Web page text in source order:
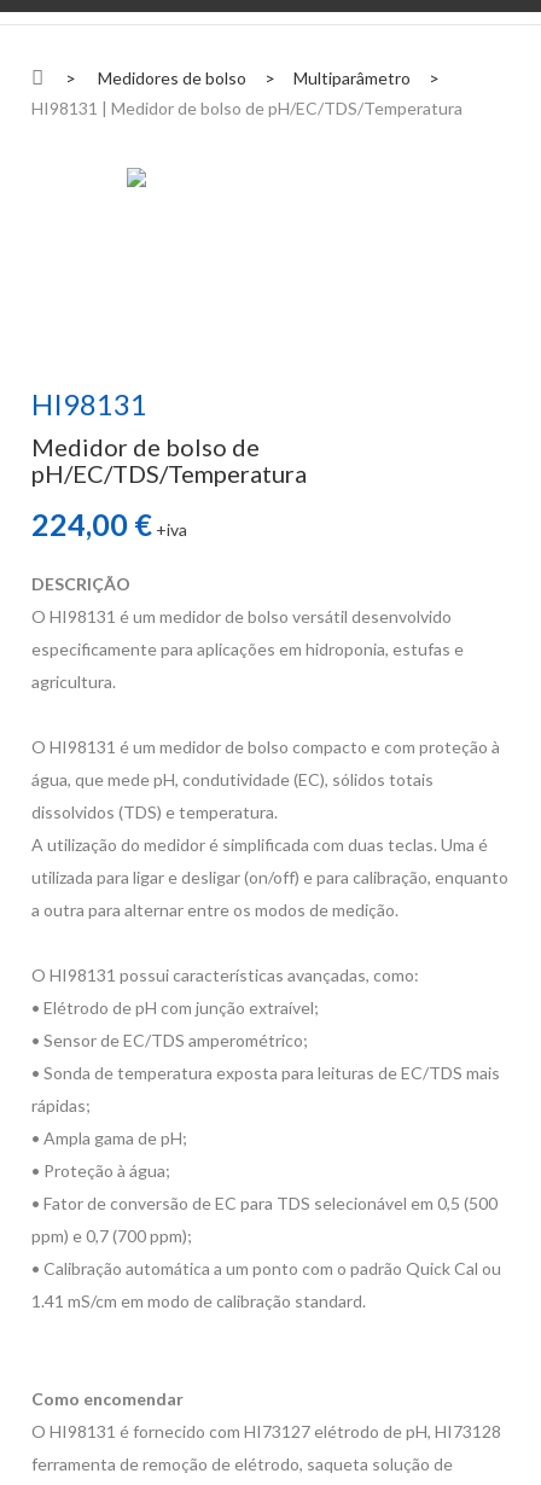
> Medidores de bolso > Multiparâmetro
>
HI98131 | Medidor de bolso de pH/EC/TDS/Temperatura
HI98131
Medidor de bolso de
pH/EC/TDS/Temperatura
224,00 € +iva
DESCRIÇÃO
O HI98131 é um medidor de bolso versátil desenvolvido
especificamente para aplicações em hidroponia, estufas e
agricultura.
O HI98131 é um medidor de bolso compacto e com proteção à
água, que mede pH, condutividade (EC), sólidos totais
dissolvidos (TDS) e temperatura.
A utilização do medidor é simplificada com duas teclas. Uma é
utilizada para ligar e desligar (on/off) e para calibração, enquanto
a outra para alternar entre os modos de medição.
O HI98131 possui características avançadas, como:
• Elétrodo de pH com junção extraível;
• Sensor de EC/TDS amperométrico;
• Sonda de temperatura exposta para leituras de EC/TDS mais
rápidas;
• Ampla gama de pH;
• Proteção à água;
• Fator de conversão de EC para TDS selecionável em 0,5 (500
ppm) e 0,7 (700 ppm);
• Calibração automática a um ponto com o padrão Quick Cal ou
1.41 mS/cm em modo de calibração standard.
Como encomendar
O HI98131 é fornecido com HI73127 elétrodo de pH, HI73128
ferramenta de remoção de elétrodo, saqueta solução de